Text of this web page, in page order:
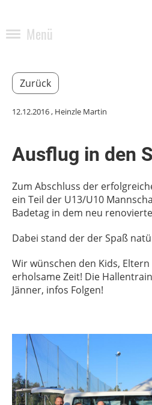
Menü
Zurück
12.12.2016, Heinzle Martin
Ausflug in den
Zum Abschluss der
ein Teil der U13/U10
Badetag in dem neu
Dabei stand der der Spaß
Wir wünschen den Kids,
erholsame Zeit! Die
Jänner, infos Folgen!